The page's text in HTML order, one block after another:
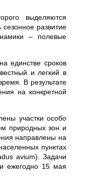
выделяются
развитие
– полевые
единстве сроков
и легкий в
В результате
на конкретной
участки особо
природных зон и
направлены на
пунктах
avium). Задачи
и ежегодно 15 мая